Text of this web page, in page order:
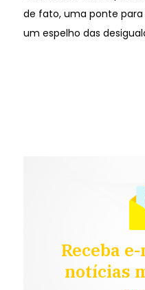
de fato, uma ponte
um espelho das
Receba
notícias